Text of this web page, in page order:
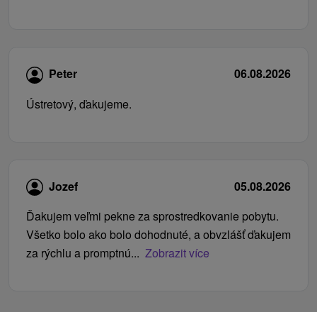
Peter
06.08.2026
Ústretový, ďakujeme.
Jozef
05.08.2026
Ďakujem veľmi pekne za sprostredkovanie pobytu.
Všetko bolo ako bolo dohodnuté, a obvzlášť ďakujem
za rýchlu a promptnú... Zobrazit více